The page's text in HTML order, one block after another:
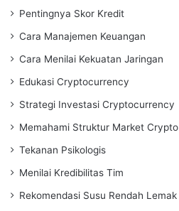
Pentingnya Skor Kredit
Cara Manajemen Keuangan
Cara Menilai Kekuatan Jaringan
Edukasi Cryptocurrency
Strategi Investasi Cryptocurrency
Memahami Struktur Market Crypto
Tekanan Psikologis
Menilai Kredibilitas Tim
Rekomendasi Susu Rendah Lemak